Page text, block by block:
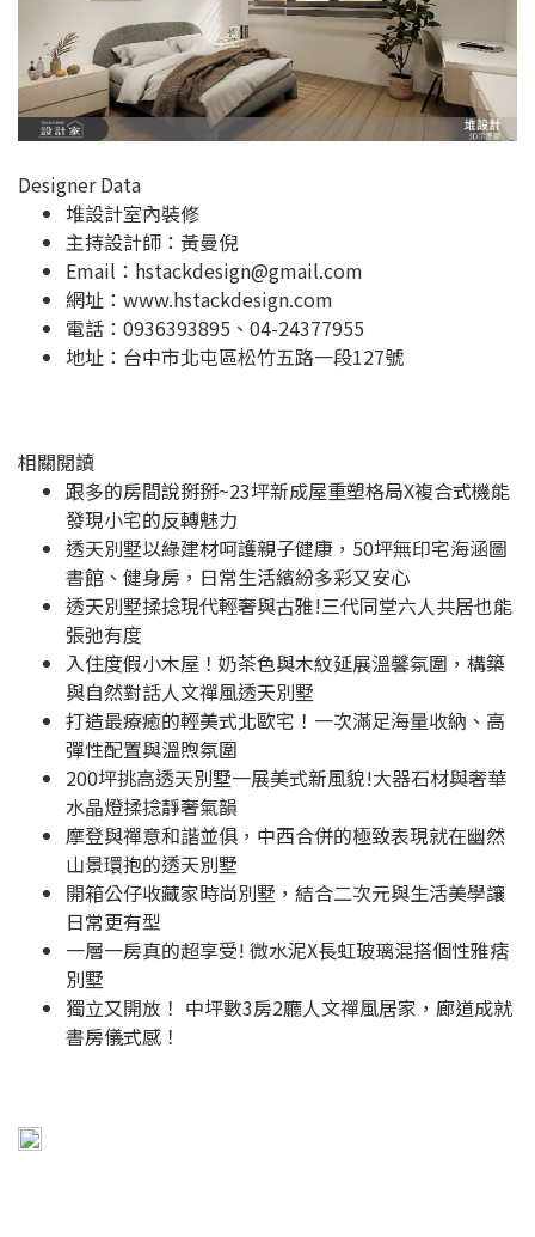
Designer Data
堆設計室內裝修
主持設計師：黃曼倪
Email： hstackdesign@gmail.com
網址： www.hstackdesign.com
電話：0936393895、04-24377955
地址： 台中市北屯區松竹五路一段127號
相關閱讀
跟多的房間說掰掰~23坪新成屋重塑格局X複合式機能
發現小宅的反轉魅力
透天別墅以綠建材呵護親子健康，50坪無印宅海涵圖
書館、健身房，日常生活繽紛多彩又安心
透天別墅揉捻現代輕奢與古雅!三代同堂六人共居也能
張弛有度
入住度假小木屋！奶茶色與木紋延展溫馨氛圍，構築
與自然對話人文禪風透天別墅
打造最療癒的輕美式北歐宅！一次滿足海量收納、高
彈性配置與溫煦氛圍
200坪挑高透天別墅一展美式新風貌!大器石材與奢華
水晶燈揉捻靜奢氣韻
摩登與禪意和諧並俱，中西合併的極致表現就在幽然
山景環抱的透天別墅
開箱公仔收藏家時尚別墅，結合二次元與生活美學讓
日常更有型
一層一房真的超享受! 微水泥X長虹玻璃混搭個性雅痞
別墅
獨立又開放！ 中坪數3房2廳人文禪風居家，廊道成就
書房儀式感！